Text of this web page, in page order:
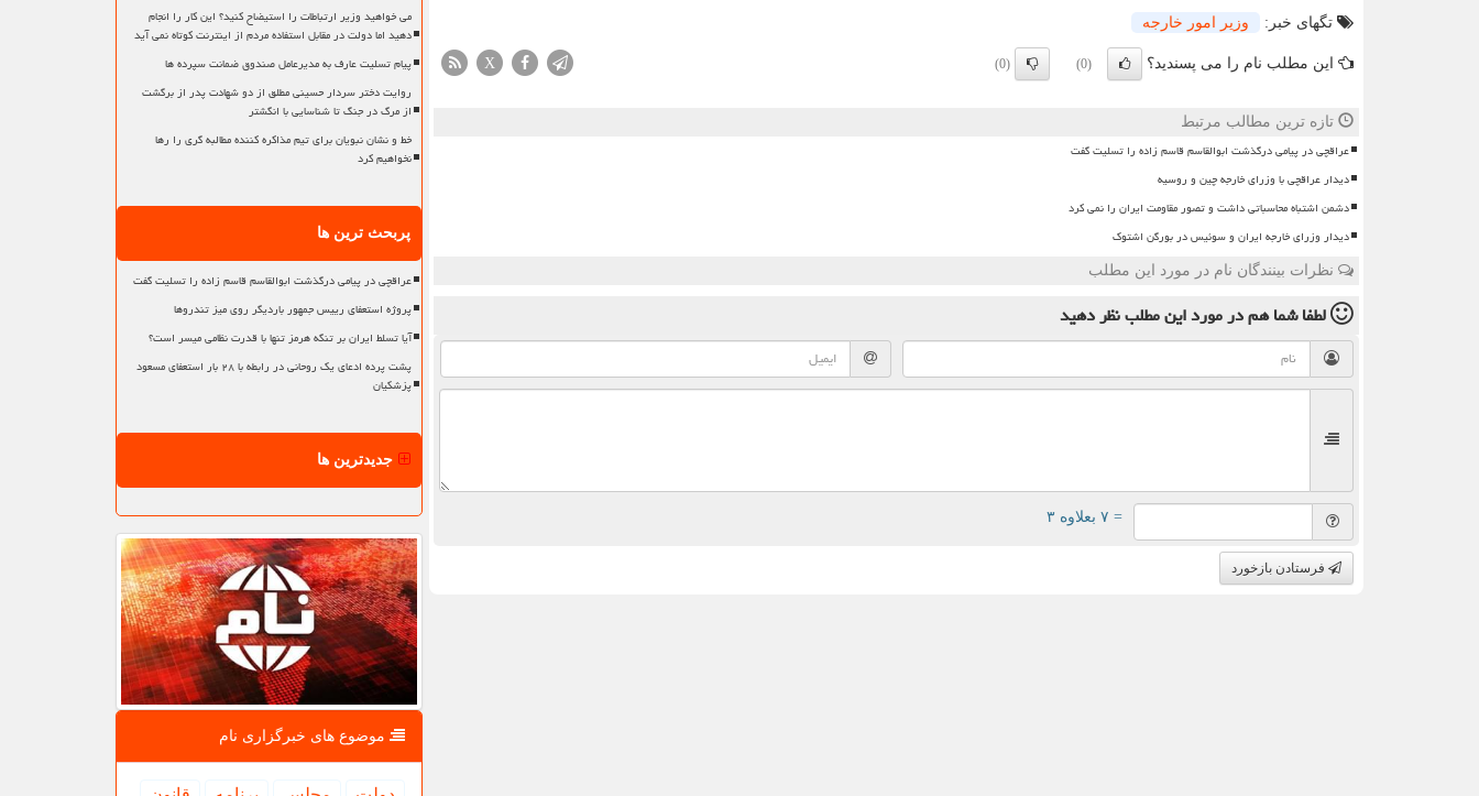
تگهای خبر: وزیر امور خارجه
این مطلب نام را می پسندید؟ (0)
(0)
X
تازه ترین مطالب مرتبط
عراقچی در پیامی درگذشت ابوالقاسم قاسم زاده را تسلیت گفت
دیدار عراقچی با وزرای خارجه چین و روسیه
دشمن اشتباه محاسباتی داشت و تصور مقاومت ایران را نمی کرد
دیدار وزرای خارجه ایران و سوئیس در بورگن اشتوک
نظرات بینندگان نام در مورد این مطلب
لطفا شما همدر مورد این مطلبنظر دهید
= ۷ بعلاوه ۳
فرستادن بازخورد
می خواهید وزیر ارتباطات را استیضاح کنید؟ این کار را انجام
دهید اما دولت در مقابل استفاده مردم از اینترنت کوتاه نمی آید
پیام تسلیت عارف به مدیرعامل صندوق ضمانت سپرده ها
روایت دختر سردار حسینی مطلق از دو شهادت پدر از برگشت
از مرگ در جنگ تا شناسایی با انگشتر
خط و نشان نبویان برای تیم مذاکره کننده مطالبه گری را رها
نخواهیم کرد
پربحث ترین ها
عراقچی در پیامی درگذشت ابوالقاسم قاسم زاده را تسلیت گفت
پروژه استعفای رییس جمهور باردیگر روی میز تندروها
آیا تسلط ایران بر تنگه هرمز تنها با قدرت نظامی میسر است؟
پشت پرده ادعای یک روحانی در رابطه با ۲۸ بار استعفای مسعود
پزشکیان
جدیدترین ها
موضوع های خبرگزاری نام